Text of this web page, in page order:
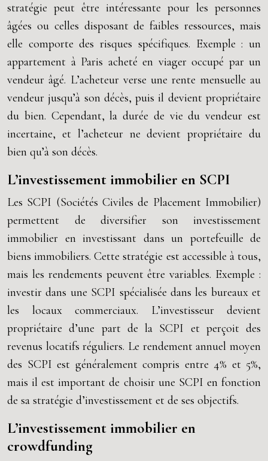
stratégie peut être intéressante pour les personnes
âgées ou celles disposant de faibles ressources, mais
elle comporte des risques spécifiques. Exemple : un
appartement à Paris acheté en viager occupé par un
vendeur âgé. L’acheteur verse une rente mensuelle au
vendeur jusqu’à son décès, puis il devient propriétaire
du bien. Cependant, la durée de vie du vendeur est
incertaine, et l’acheteur ne devient propriétaire du
bien qu’à son décès.
L’investissement immobilier en SCPI
Les SCPI (Sociétés Civiles de Placement Immobilier)
permettent de diversifier son investissement
immobilier en investissant dans un portefeuille de
biens immobiliers. Cette stratégie est accessible à tous,
mais les rendements peuvent être variables. Exemple :
investir dans une SCPI spécialisée dans les bureaux et
les locaux commerciaux. L’investisseur devient
propriétaire d’une part de la SCPI et perçoit des
revenus locatifs réguliers. Le rendement annuel moyen
des SCPI est généralement compris entre 4% et 5%,
mais il est important de choisir une SCPI en fonction
de sa stratégie d’investissement et de ses objectifs.
L’investissement immobilier en
crowdfunding